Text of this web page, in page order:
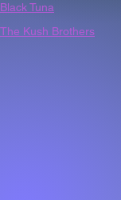
Black Tuna
The Kush Brothers